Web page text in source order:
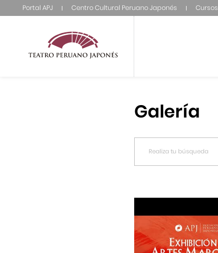
Portal APJ Centro Cultural Peruano Japonés Cursos
Galería